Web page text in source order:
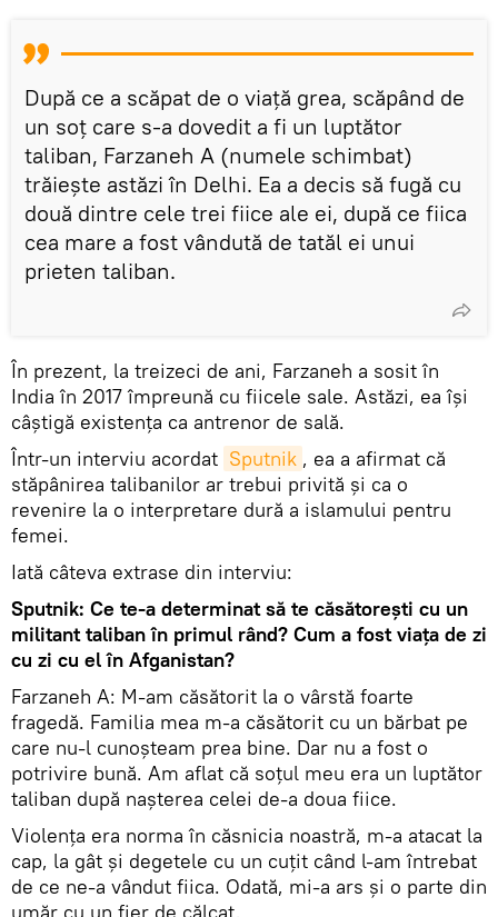
După ce a scăpat de o viață grea, scăpând de
un soț care s-a dovedit a fi un luptător
taliban, Farzaneh A (numele schimbat)
trăiește astăzi în Delhi. Ea a decis să fugă cu
două dintre cele trei fiice ale ei, după ce fiica
cea mare a fost vândută de tatăl ei unui
prieten taliban.
În prezent, la treizeci de ani, Farzaneh a sosit în
India în 2017 împreună cu fiicele sale. Astăzi, ea își
câștigă existența ca antrenor de sală.
Într-un interviu acordat Sputnik , ea a afirmat că
stăpânirea talibanilor ar trebui privită și ca o
revenire la o interpretare dură a islamului pentru
femei.
Iată câteva extrase din interviu:
Sputnik: Ce te-a determinat să te căsătorești cu un
militant taliban în primul rând? Cum a fost viața de zi
cu zi cu el în Afganistan?
Farzaneh A: M-am căsătorit la o vârstă foarte
fragedă. Familia mea m-a căsătorit cu un bărbat pe
care nu-l cunoșteam prea bine. Dar nu a fost o
potrivire bună. Am aflat că soțul meu era un luptător
taliban după nașterea celei de-a doua fiice.
Violența era norma în căsnicia noastră, m-a atacat la
cap, la gât și degetele cu un cuțit când l-am întrebat
de ce ne-a vândut fiica. Odată, mi-a ars și o parte din